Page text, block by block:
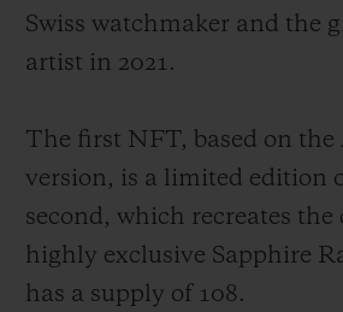
Swiss watchmaker and the
artist in 2021.
The first NFT, based on
version, is a limited edition
second, which recreates the
highly exclusive Sapphire
has a supply of 108.